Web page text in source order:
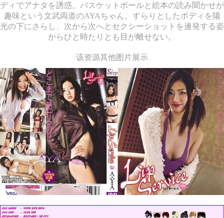
ディでアナタを誘惑。バスケットボールと絵本の読み聞かせが
趣味という文武両道のAYAちゃん。すらりとしたボディを陽
光の下にさらし、次から次へとセクシーショットを連発する姿
からひと時たりとも目が離せない。
该资源其他图片展示